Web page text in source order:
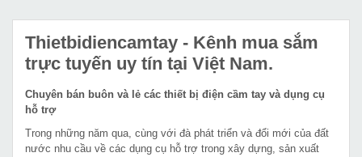
Thietbidiencamtay - Kênh mua sắm
trực tuyến uy tín tại Việt Nam.
Chuyên bán buôn và lẻ các thiết bị điện cầm tay và dụng cụ
hỗ trợ
Trong những năm qua, cùng với đà phát triển và đổi mới của đất
nước nhu cầu về các dụng cụ hỗ trợ trong xây dựng, sản xuất